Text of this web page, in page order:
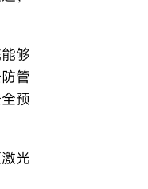
够
管
预
光